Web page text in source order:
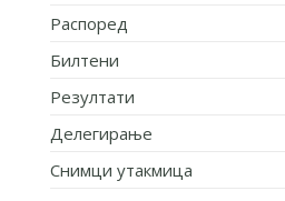
Распоред
Билтени
Резултати
Делегирање
Снимци утакмица